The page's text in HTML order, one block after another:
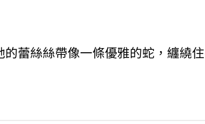
蕾絲絲帶像一條優雅的蛇，纏繞